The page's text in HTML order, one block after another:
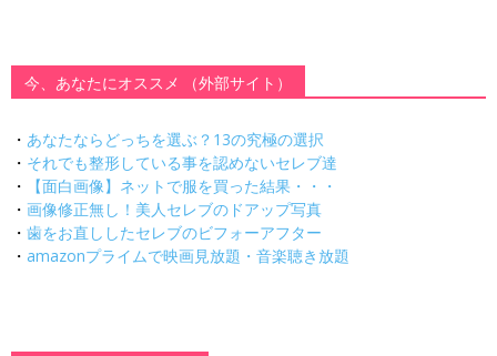
今、あなたにオススメ （外部サイト）
・ あなたならどっちを選ぶ？13の究極の選択
・ それでも整形している事を認めないセレブ達
・
【面白画像】ネットで服を買った結果・・・
・ 画像修正無し！美人セレブのドアップ写真
・ 歯をお直ししたセレブのビフォーアフター
・ amazonプライムで映画見放題・音楽聴き放題